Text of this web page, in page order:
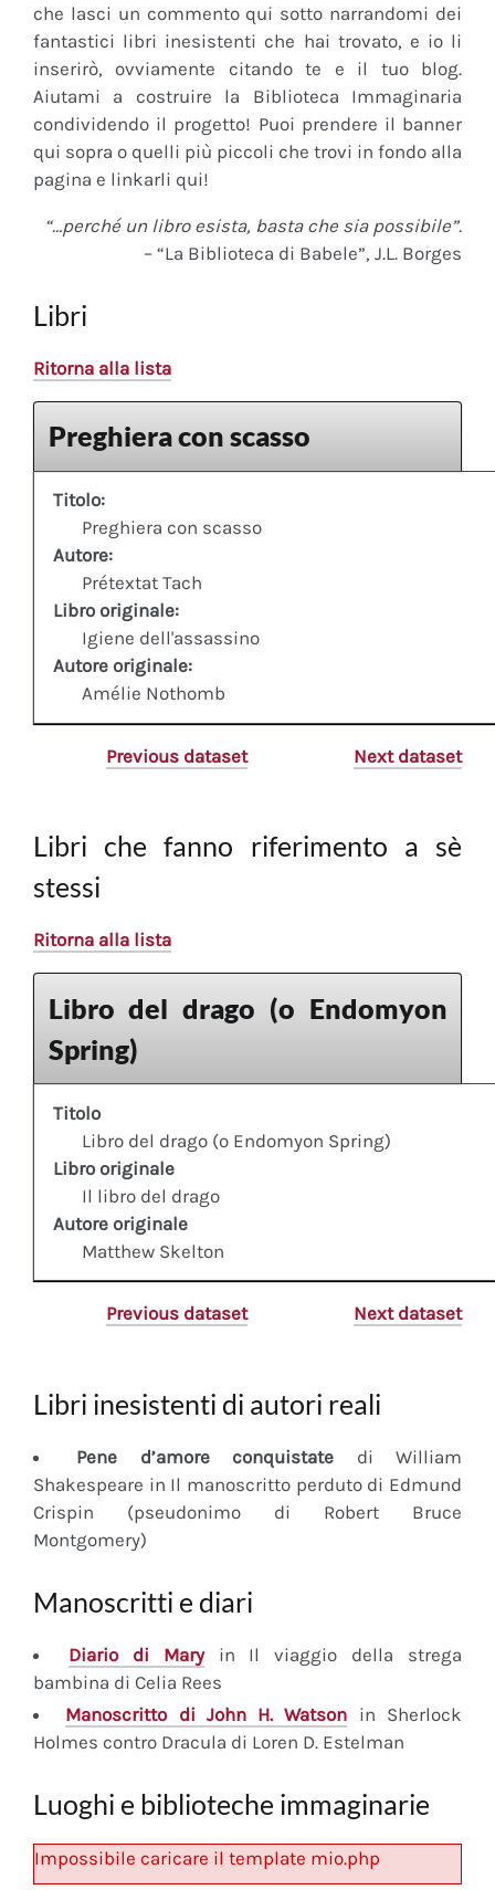
che lasci un commento qui sotto narrandomi dei
fantastici libri inesistenti che hai trovato, e io li
inserirò, ovviamente citando te e il tuo blog.
Aiutami a costruire la Biblioteca Immaginaria
condividendo il progetto! Puoi prendere il banner
qui sopra o quelli più piccoli che trovi in fondo alla
pagina e linkarli qui!
“…perché un libro esista, basta che sia possibile”.
– “La Biblioteca di Babele”, J.L. Borges
Libri
Ritorna alla lista
Preghiera con scasso
Titolo:
Preghiera con scasso
Autore:
Prétextat Tach
Libro originale:
Igiene dell'assassino
Autore originale:
Amélie Nothomb
Previous dataset Next dataset
Libri che fanno riferimento a sè
stessi
Ritorna alla lista
Libro del drago (o Endomyon
Spring)
Titolo
Libro del drago (o Endomyon Spring)
Libro originale
Il libro del drago
Autore originale
Matthew Skelton
Previous dataset Next dataset
Libri inesistenti di autori reali
Pene d’amore conquistate di William
Shakespeare in Il manoscritto perduto di Edmund
Crispin (pseudonimo di Robert Bruce
Montgomery)
Manoscritti e diari
Diariodi Maryin Il viaggio della strega
bambina di Celia Rees
Manoscritto di John H. Watson in Sherlock
Holmes contro Dracula di Loren D. Estelman
Luoghi e biblioteche immaginarie
Impossibile caricare il template mio.php